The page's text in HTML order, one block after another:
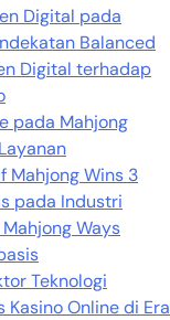
Digital pada
Balanced
Digital terhadap
pada Mahjong
Mahjong Wins 3
pada Industri
Ways
Teknologi
Online di Era